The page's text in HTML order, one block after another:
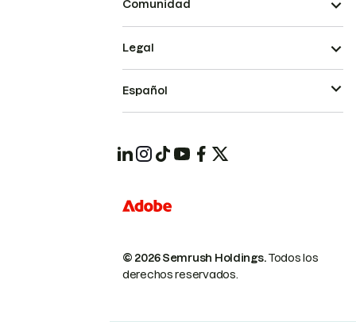
Comunidad
© 2026 Semrush Holdings.Todos los
derechos reservados.
Legal
Español